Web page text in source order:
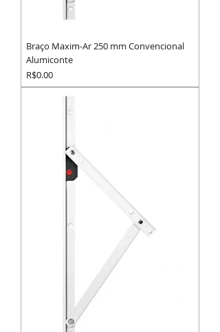
Braço Maxim-Ar 250 mm Convencional
Alumiconte
Preço
R$0.00